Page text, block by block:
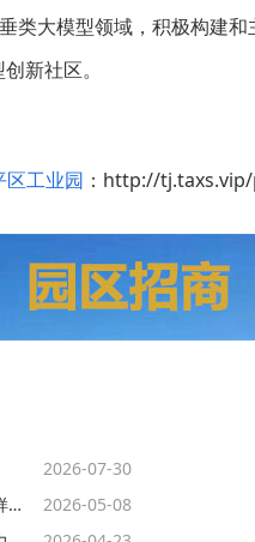
类大模型领域，积极构建
新社区。
区工业园 ：http://
2026-07-30
智慧山文化创意产业园打造“科技+文化+生活”活力样本
2026-05-08